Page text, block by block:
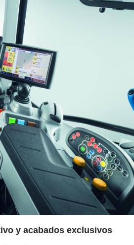
y acabados exclusivos